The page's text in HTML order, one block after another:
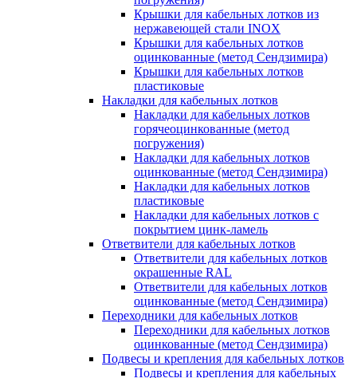
Крышки для кабельных лотков из
нержавеющей стали INOX
Крышки для кабельных лотков
оцинкованные (метод Сендзимира)
Крышки для кабельных лотков
пластиковые
Накладки для кабельных лотков
Накладки для кабельных лотков
горячеоцинкованные (метод
погружения)
Накладки для кабельных лотков
оцинкованные (метод Сендзимира)
Накладки для кабельных лотков
пластиковые
Накладки для кабельных лотков с
покрытием цинк-ламель
Ответвители для кабельных лотков
Ответвители для кабельных лотков
окрашенные RAL
Ответвители для кабельных лотков
оцинкованные (метод Сендзимира)
Переходники для кабельных лотков
Переходники для кабельных лотков
оцинкованные (метод Сендзимира)
Подвесы и крепления для кабельных лотков
Подвесы и крепления для кабельных